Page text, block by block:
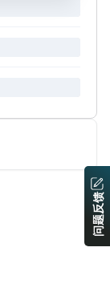
问题反馈